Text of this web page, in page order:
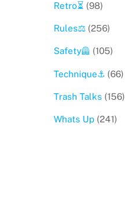
Retro⏳ (98)
Rules⚖️(256)
Safety🦺 (105)
Technique⚓️ (66)
Trash Talks (156)
Whats Up(241)